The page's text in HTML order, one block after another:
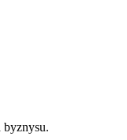
byznysu.